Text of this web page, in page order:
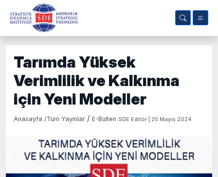
Tarımda Yüksek
Verimlilik ve Kalkınma
için Yeni Modeller
Anasayfa /Tüm Yayınlar / E-Bülten SDE Editör | 25 Mayıs 2024